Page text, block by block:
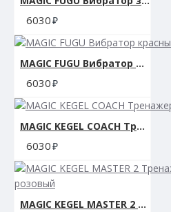
6030
MAGIC FUGU Вибратор красный
6030
MAGIC KEGEL COACH Тренажер Кегеля розовый
6030
MAGIC KEGEL MASTER 2 Тренажер Кегеля розовый